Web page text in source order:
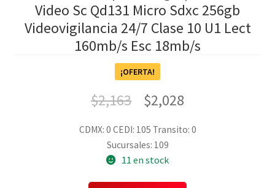
Video Sc Qd131 Micro Sdxc 256gb
Videovigilancia 24/7 Clase 10 U1 Lect
160mb/s Esc 18mb/s
¡OFERTA!
$2,163 $2,028
CDMX: 0 CEDI: 105 Transito: 0
Sucursales: 109
11 en stock